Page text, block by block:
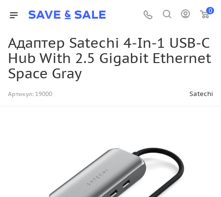
0
Адаптер Satechi 4-In-1 USB-C
Hub With 2.5 Gigabit Ethernet
Space Gray
Артикул: 19000 Satechi